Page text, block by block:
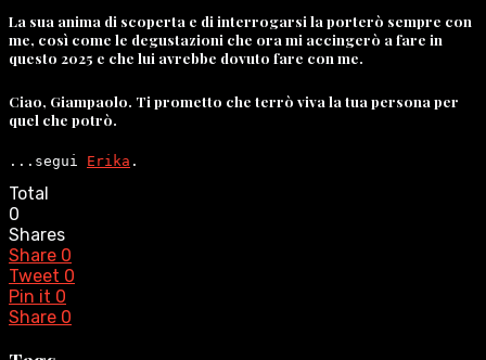
La sua anima di scoperta e di interrogarsi la porterò sempre con
me, così come le degustazioni che ora mi accingerò a fare in
questo 2025 e che lui avrebbe dovuto fare con me.
Ciao, Giampaolo. Ti prometto che terrò viva la tua persona per
quel che potrò.
...segui Erika .
Total
0
Shares
Share 0
Tweet 0
Pin it 0
Share 0